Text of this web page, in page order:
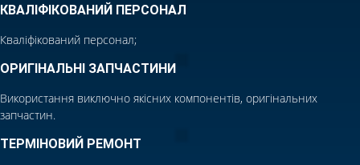
КВАЛІФІКОВАНИЙ ПЕРСОНАЛ
Кваліфікований персонал;
ОРИГІНАЛЬНІ ЗАПЧАСТИНИ
Використання виключно якісних компонентів, оригінальних
запчастин.
ТЕРМІНОВИЙ РЕМОНТ